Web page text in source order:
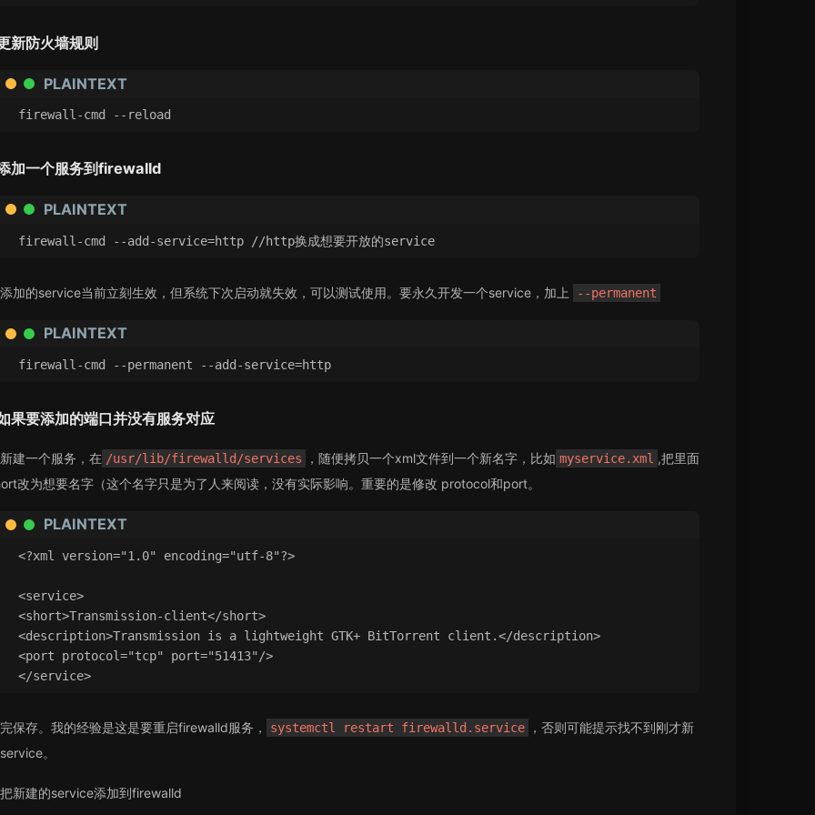
新防火墙规则
PLAINTEXT
firewall-cmd --reload
加一个服务到firewalld
PLAINTEXT
firewall-cmd --add-service=http //http换成想要开放的service
加的service当前立刻生效，但系统下次启动就失效，可以测试使用。要永久开发一个service，加上 --permanent
PLAINTEXT
firewall-cmd --permanent --add-service=http
果要添加的端口并没有服务对应
建一个服务，在 /usr/lib/firewalld/services ，随便拷贝一个xml文件到一个新名字，比如 myservice.xml ,把里面
改为想要名字（这个名字只是为了人来阅读，没有实际影响。重要的是修改 protocol和port。
PLAINTEXT
<?xml version="1.0" encoding="utf-8"?>
<service>
<short>Transmission-client</short>
<description>Transmission is a lightweight GTK+ BitTorrent client.</description>
<port protocol="tcp" port="51413"/>
</service>
保存。我的经验是这是要重启firewalld服务， systemctl restart firewalld.service
，否则可能提示找不到刚才新
。
新建的service添加到firewalld